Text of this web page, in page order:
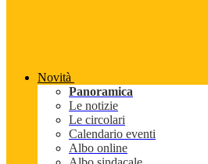
Novità
Panoramica
Le notizie
Le circolari
Calendario eventi
Albo online